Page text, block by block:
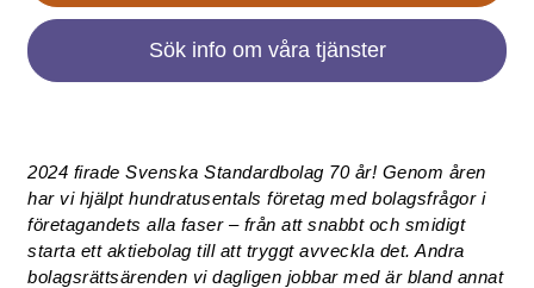
Sök info om våra tjänster
2024 firade Svenska Standardbolag 70 år! Genom åren
har vi hjälpt hundratusentals företag med bolagsfrågor i
företagandets alla faser – från att snabbt och smidigt
starta ett aktiebolag till att tryggt avveckla det. Andra
bolagsrättsärenden vi dagligen jobbar med är bland annat